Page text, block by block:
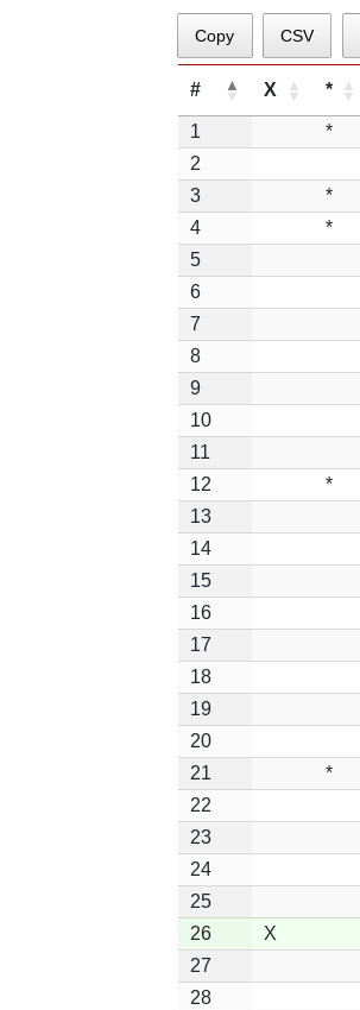
Copy CSV
# X *
1 *
2
3
*
4
*
5
6
7
8
9
10
11
12
*
13
14
15
16
17
18
19
20
21
*
22
23
24
25
26
X
27
28